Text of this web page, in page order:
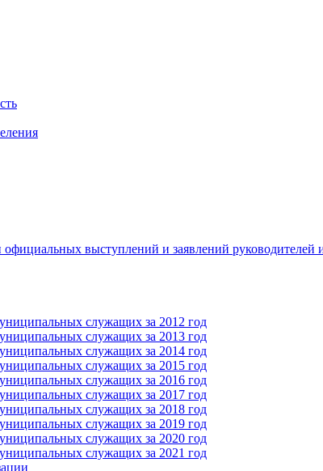
выступлений и заявлений руководителей
служащих за 2012 год
служащих за 2013 год
служащих за 2014 год
служащих за 2015 год
служащих за 2016 год
служащих за 2017 год
служащих за 2018 год
служащих за 2019 год
служащих за 2020 год
служащих за 2021 год